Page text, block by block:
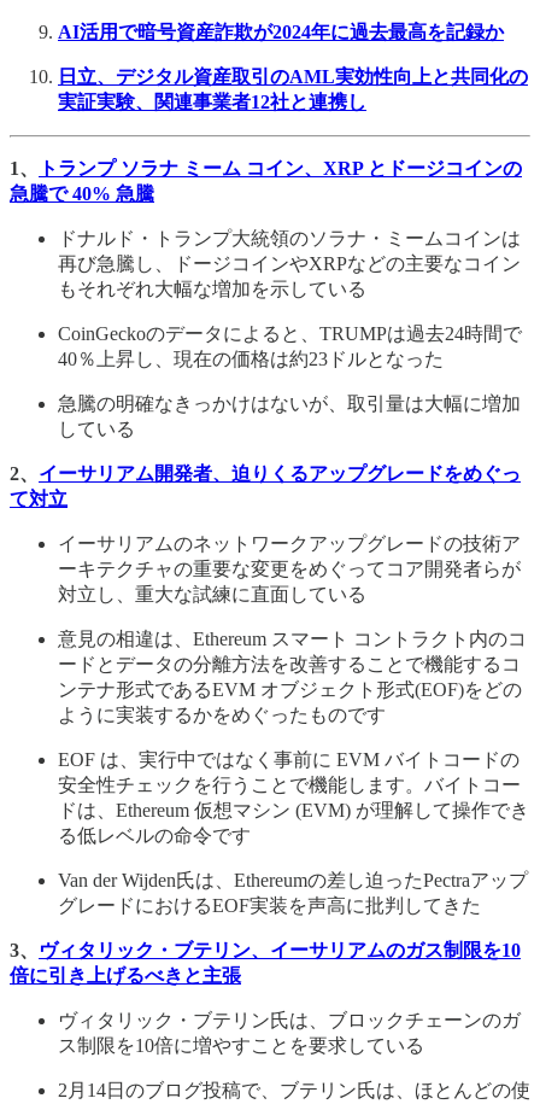
AI活用で暗号資産詐欺が2024年に過去最高を記録か
日立、デジタル資産取引のAML実効性向上と共同化の
実証実験、関連事業者12社と連携し
1、
トランプ ソラナ ミーム コイン、XRP とドージコインの
急騰で 40% 急騰
ドナルド・トランプ大統領のソラナ・ミームコインは
再び急騰し、ドージコインやXRPなどの主要なコイン
もそれぞれ大幅な増加を示している
CoinGeckoのデータによると、TRUMPは過去24時間で
40％上昇し、現在の価格は約23ドルとなった
急騰の明確なきっかけはないが、取引量は大幅に増加
している
2、 イーサリアム開発者、迫りくるアップグレードをめぐっ
て対立
イーサリアムのネットワークアップグレードの技術ア
ーキテクチャの重要な変更をめぐってコア開発者らが
対立し、重大な試練に直面している
意見の相違は、Ethereum スマート コントラクト内のコ
ードとデータの分離方法を改善することで機能するコ
ンテナ形式であるEVM オブジェクト形式(EOF)をどの
ように実装するかをめぐったものです
EOF は、実行中ではなく事前に EVM バイトコードの
安全性チェックを行うことで機能します。バイトコー
ドは、Ethereum 仮想マシン (EVM) が理解して操作でき
る低レベルの命令です
Van der Wijden氏は、Ethereumの差し迫ったPectraアップ
グレードにおけるEOF実装を声高に批判してきた
3、
ヴィタリック・ブテリン、イーサリアムのガス制限を10
倍に引き上げるべきと主張
ヴィタリック・ブテリン氏は、ブロックチェーンのガ
ス制限を10倍に増やすことを要求している
2月14日のブログ投稿で、ブテリン氏は、ほとんどの使